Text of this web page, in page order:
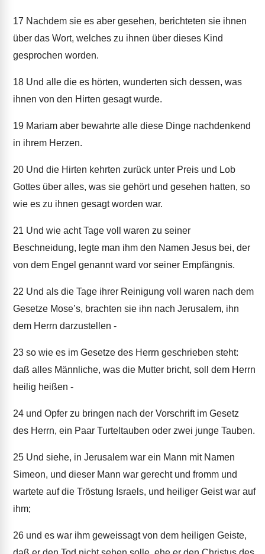
17 Nachdem sie es aber gesehen, berichteten sie ihnen
über das Wort, welches zu ihnen über dieses Kind
gesprochen worden.
18 Und alle die es hörten, wunderten sich dessen, was
ihnen von den Hirten gesagt wurde.
19 Mariam aber bewahrte alle diese Dinge nachdenkend
in ihrem Herzen.
20 Und die Hirten kehrten zurück unter Preis und Lob
Gottes über alles, was sie gehört und gesehen hatten, so
wie es zu ihnen gesagt worden war.
21 Und wie acht Tage voll waren zu seiner
Beschneidung, legte man ihm den Namen Jesus bei, der
von dem Engel genannt ward vor seiner Empfängnis.
22 Und als die Tage ihrer Reinigung voll waren nach dem
Gesetze Mose’s, brachten sie ihn nach Jerusalem, ihn
dem Herrn darzustellen -
23 so wie es im Gesetze des Herrn geschrieben steht:
daß alles Männliche, was die Mutter bricht, soll dem Herrn
heilig heißen -
24 und Opfer zu bringen nach der Vorschrift im Gesetz
des Herrn, ein Paar Turteltauben oder zwei junge Tauben.
25 Und siehe, in Jerusalem war ein Mann mit Namen
Simeon, und dieser Mann war gerecht und fromm und
wartete auf die Tröstung Israels, und heiliger Geist war auf
ihm;
26 und es war ihm geweissagt von dem heiligen Geiste,